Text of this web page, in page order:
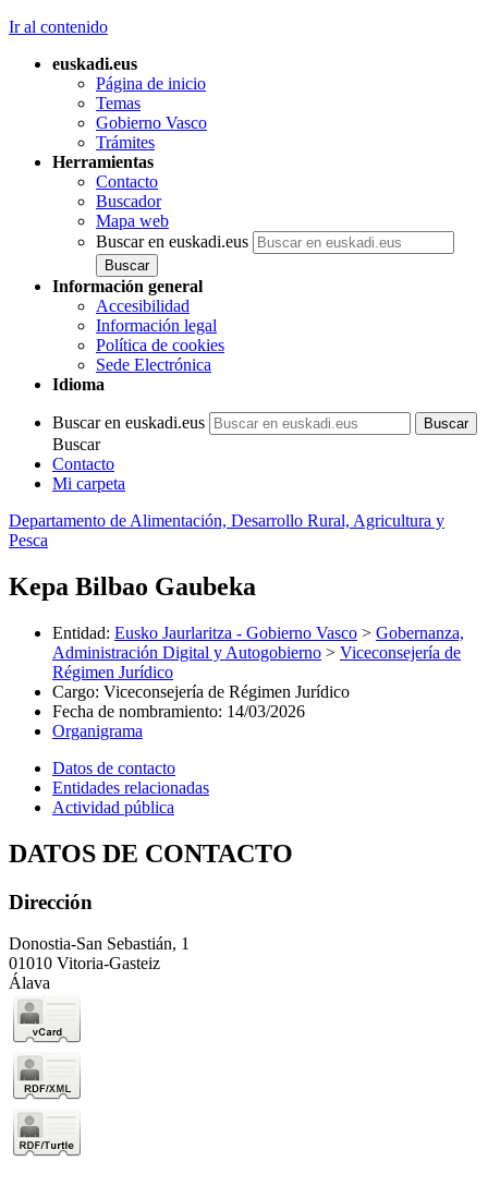
Ir al contenido
euskadi.eus
Página de inicio
Temas
Gobierno Vasco
Trámites
Herramientas
Contacto
Buscador
Mapa web
Buscar en euskadi.eus
Información general
Accesibilidad
Información legal
Política de cookies
Sede Electrónica
Idioma
Buscar en euskadi.eus
Buscar
Contacto
Mi carpeta
Departamento de Alimentación, Desarrollo Rural, Agricultura y
Pesca
Kepa Bilbao Gaubeka
Entidad: Eusko Jaurlaritza - Gobierno Vasco > Gobernanza,
Administración Digital y Autogobierno > Viceconsejería de
Régimen Jurídico
Cargo: Viceconsejería de Régimen Jurídico
Fecha de nombramiento: 14/03/2026
Organigrama
Datos de contacto
Entidades relacionadas
Actividad pública
DATOS DE CONTACTO
Dirección
Donostia-San Sebastián, 1
01010 Vitoria-Gasteiz
Álava